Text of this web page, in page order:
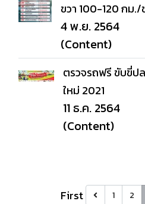
ขวา 100-120 กม./
4 พ.ย. 2564
(Content)
ตรวจรถฟรี ขับขี่ป
ใหม่ 2021
11 ธ.ค. 2564
(Content)
First 1 2